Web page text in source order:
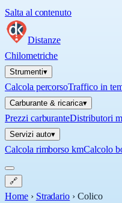
Salta al contenuto
Distanze
Chilometriche
Strumenti▾
Calcola percorsoTraffico in
Carburante & ricarica▾
Prezzi carburanteDistributori
Servizi auto▾
Calcola rimborso kmCalcolo
🔗
Home › Stradario ›Colico